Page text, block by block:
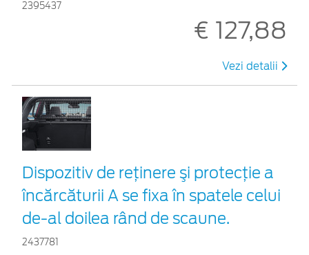
2395437
€ 127,88
Vezi detalii
Dispozitiv de reţinere şi protecţie a
încărcăturii A se fixa în spatele celui
de-al doilea rând de scaune.
2437781